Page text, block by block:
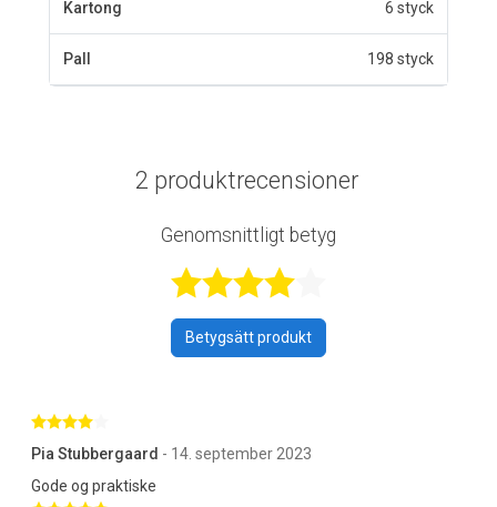
Kartong 6 styck
Pall 198 styck
2 produktrecensioner
Genomsnittligt betyg
Betygsätt produkt
Pia Stubbergaard - 14. september 2023
Gode og praktiske